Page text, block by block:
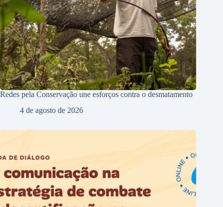
Redes pela Conservação une esforços contra o desmatamento
4 de agosto de 2026